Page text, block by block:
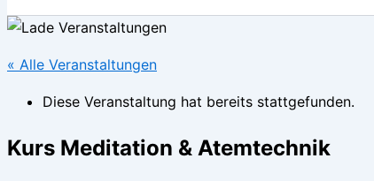
« Alle Veranstaltungen
Diese Veranstaltung hat bereits stattgefunden.
Kurs Meditation & Atemtechnik